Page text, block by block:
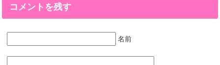
コメントを残す
名前